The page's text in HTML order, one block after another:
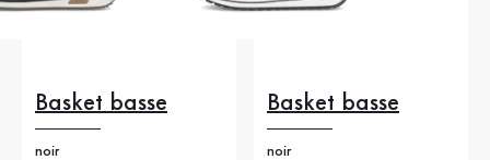
Basket basse
noir
Basket basse
noir